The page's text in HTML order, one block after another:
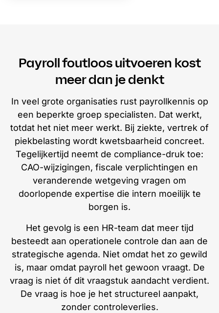
Payroll foutloos uitvoeren kost
meer dan je denkt
In veel grote organisaties rust payrollkennis op
een beperkte groep specialisten. Dat werkt,
totdat het niet meer werkt. Bij ziekte, vertrek of
piekbelasting wordt kwetsbaarheid concreet.
Tegelijkertijd neemt de compliance-druk toe:
CAO-wijzigingen, fiscale verplichtingen en
veranderende wetgeving vragen om
doorlopende expertise die intern moeilijk te
borgen is.
Het gevolg is een HR-team dat meer tijd
besteedt aan operationele controle dan aan de
strategische agenda. Niet omdat het zo gewild
is, maar omdat payroll het gewoon vraagt. De
vraag is niet óf dit vraagstuk aandacht verdient.
De vraag is hoe je het structureel aanpakt,
zonder controleverlies.